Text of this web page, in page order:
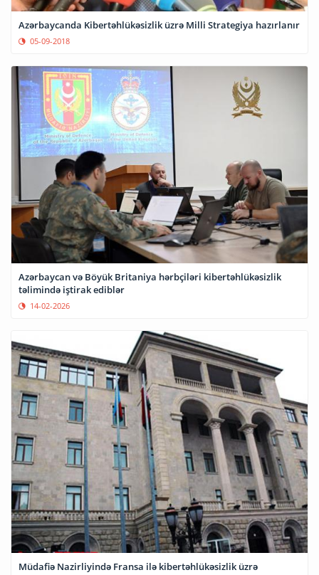
Azərbaycanda Kibertəhlükəsizlik üzrə Milli Strategiya hazırlanır
05-09-2018
Azərbaycan və Böyük Britaniya hərbçiləri kibertəhlükəsizlik
təlimində iştirak ediblər
14-02-2026
Müdafiə Nazirliyində Fransa ilə kibertəhlükəsizlik üzrə